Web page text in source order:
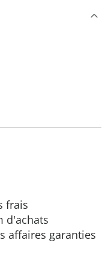
frais
d'achats
affaires garanties